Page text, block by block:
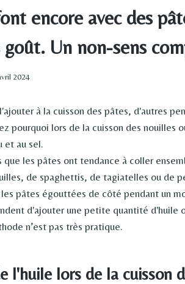
encore avec des
goût. Un non-sens
2024
à la cuisson des pâtes, d'autres
pourquoi lors de la cuisson des nouilles
et au sel.
les pâtes ont tendance à coller
de spaghettis, de tagiatelles ou de
les pâtes égouttées de côté pendant un
d'ajouter une petite quantité d'huile
n’est pas très pratique.
l'huile lors de la cuisson